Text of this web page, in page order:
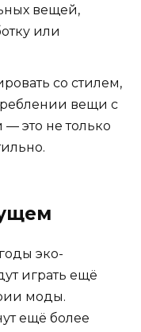
вещей,
или
со стилем,
вещи с
это не только
эко-
играть ещё
моды.
ещё более